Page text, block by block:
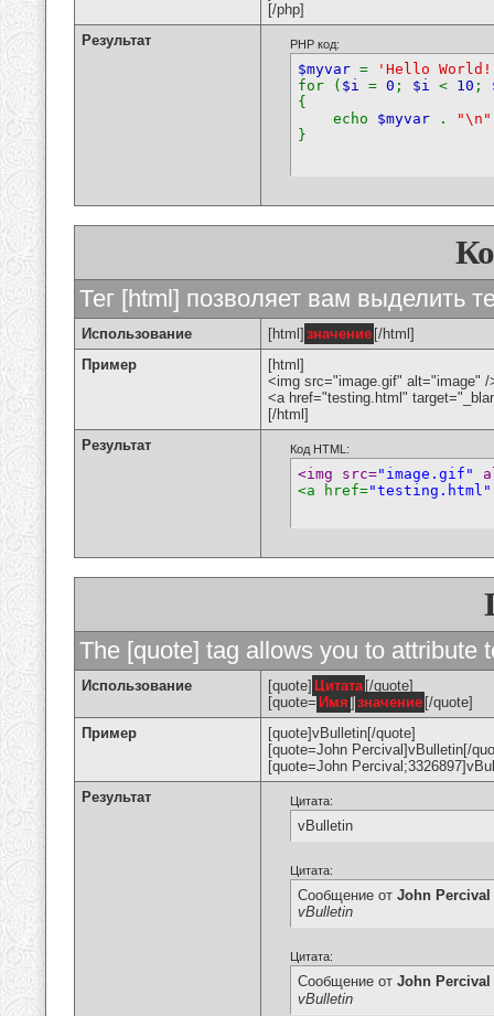
[/php]
Результат
PHP код:
$myvar =
'Hello
for ( $i = 0 ; $i < 10 ;
{
echo $myvar . "\n"
}
Тег [html] позволяет вам выделить
Использование [html] значение [/html]
Пример
[html]
<img src="image.gif" alt="image" /
<a href="testing.html"
[/html]
Результат
Код HTML:
<img src="image.gif"
<a href="testing.html"
The [quote] tag allows you to attribute
Использование [quote] Цитата [/quote]
[quote= Имя ] значение [/quote]
Пример
[quote]vBulletin[/quote]
[quote=John Percival]vBulletin[/
[quote=John
Результат
Цитата:
vBulletin
Цитата:
Сообщение от John Percival
vBulletin
Цитата:
Сообщение от John Percival
vBulletin